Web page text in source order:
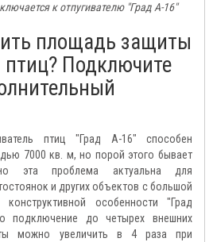
к отпугивателю "Град А-16"
площадь защиты
Подключите
птиц "Град А-16" способен
7000 кв. м, но порой этого бывает
эта проблема актуальна для
и других объектов с большой
конструктивной особенности "Град
подключение до четырех внешних
можно увеличить в 4 раза при